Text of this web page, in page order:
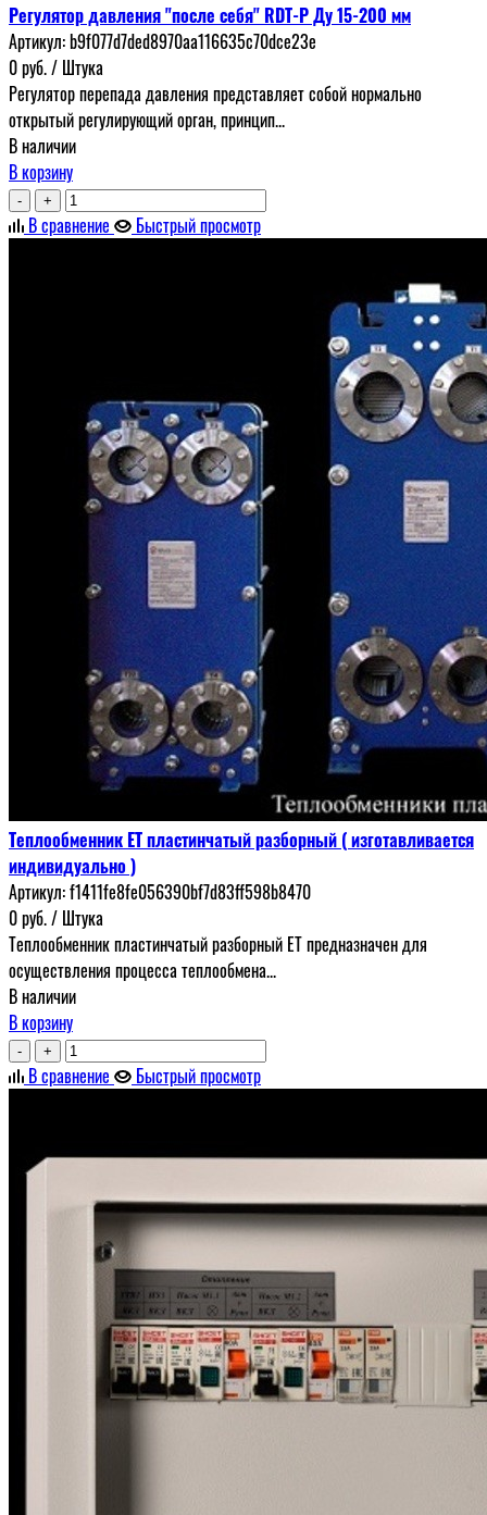
Регулятор давления "после себя" RDT-P Ду 15-200 мм
Артикул:b9f077d7ded8970aa116635c70dce23e
0руб./ Штука
Регулятор перепада давления представляет собой нормально
открытый регулирующий орган, принцип...
В наличии
В корзину
- +
В сравнение Быстрый просмотр
Теплообменник ЕТ пластинчатый разборный ( изготавливается
индивидуально )
Артикул:f1411fe8fe056390bf7d83ff598b8470
0руб./ Штука
Теплообменник пластинчатый разборный ЕТ предназначен для
осуществления процесса теплообмена...
В наличии
В корзину
- +
В сравнение Быстрый просмотр